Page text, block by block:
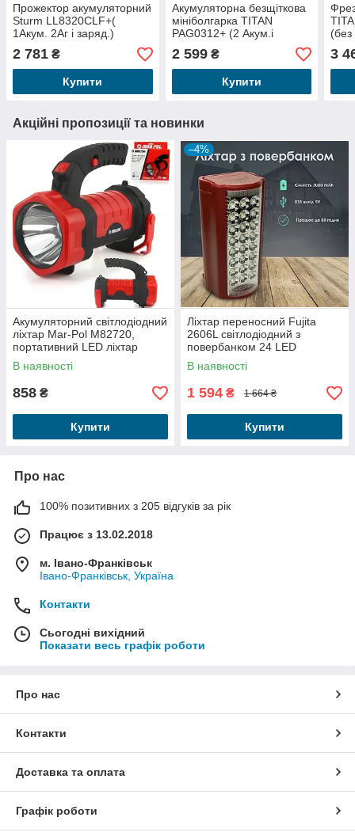
Прожектор акумуляторний
Sturm LL8320CLF+(
1Акум. 2Аг і заряд.)
2 781 ₴
Купити
Акумуляторна безщіткова
мініболгарка TITAN
PAG0312+ (2 Акум.і
заряд.)!
2 599₴
Купити
(без
3
Акційні пропозиції та новинки
Акумуляторний світлодіодний
ліхтар Mar-Pol M82720,
портативний LED ліхтар
В наявності
858 ₴
Купити
–4%
Ліхтар переносний Fujita
2606L світлодіодний з
повербанком 24 LED
В наявності
1 594 ₴ 1 664 ₴
Купити
Про нас
100% позитивних з 205 відгуків за рік
Працює з 13.02.2018
м. Івано-Франківськ
Івано-Франківськ, Україна
Контакти
Сьогодні вихідний
Показати весь графік роботи
Про нас
Контакти
Доставка та оплата
Графік роботи